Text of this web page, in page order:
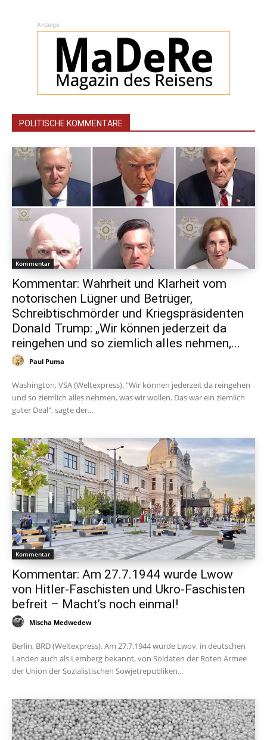
Anzeige
POLITISCHE KOMMENTARE
Kommentar
Kommentar: Wahrheit und Klarheit vom
notorischen Lügner und Betrüger,
Schreibtischmörder und Kriegspräsidenten
Donald Trump: „Wir können jederzeit da
reingehen und so ziemlich alles nehmen,...
Paul Puma
Washington, VSA (Weltexpress). "Wir können jederzeit da reingehen
und so ziemlich alles nehmen, was wir wollen. Das war ein ziemlich
guter Deal", sagte der...
Kommentar
Kommentar: Am 27.7.1944 wurde Lwow
von Hitler-Faschisten und Ukro-Faschisten
befreit – Macht’s noch einmal!
Mischa Medwedew
Berlin, BRD (Weltexpress). Am 27.7.1944 wurde Lwov, in deutschen
Landen auch als Lemberg bekannt, von Soldaten der Roten Armee
der Union der Sozialistischen Sowjetrepubliken...